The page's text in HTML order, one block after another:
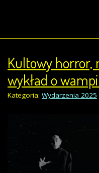
Kultowy horror,
wykład o
Kategoria: Wydarzenia 2025